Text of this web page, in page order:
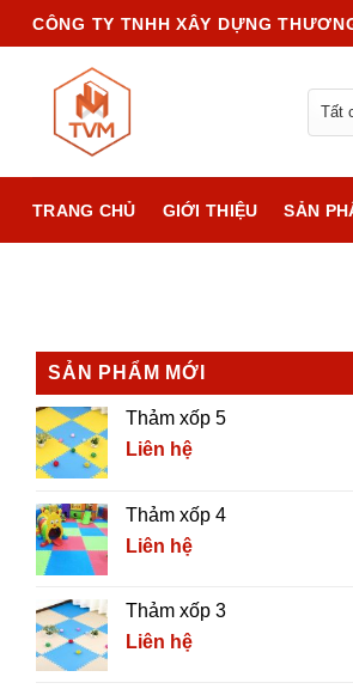
Chuyển
đến
CÔNG TY TNHH XÂY DỰNG
TRANG CHỦ GIỚI THIỆU SẢN
SẢN PHẨM MỚI
Thảm xốp 5
Liên hệ
Thảm xốp 4
Liên hệ
Thảm xốp 3
Liên hệ